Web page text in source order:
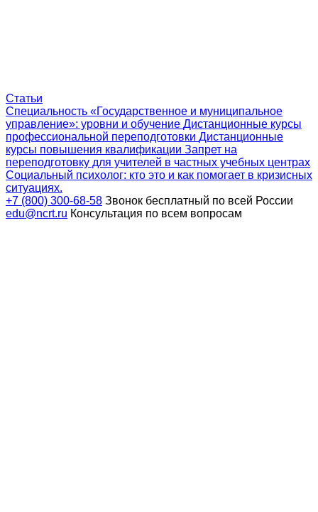
Статьи
Специальность «Государственное и муниципальное
управление»: уровни и обучение Дистанционные курсы
профессиональной переподготовки Дистанционные
курсы повышения квалификации Запрет на
переподготовку для учителей в частных учебных центрах
Социальный психолог: кто это и как помогает в кризисных
ситуациях.
+7 (800) 300-68-58 Звонок бесплатный по всей России
edu@ncrt.ru Консультация по всем вопросам